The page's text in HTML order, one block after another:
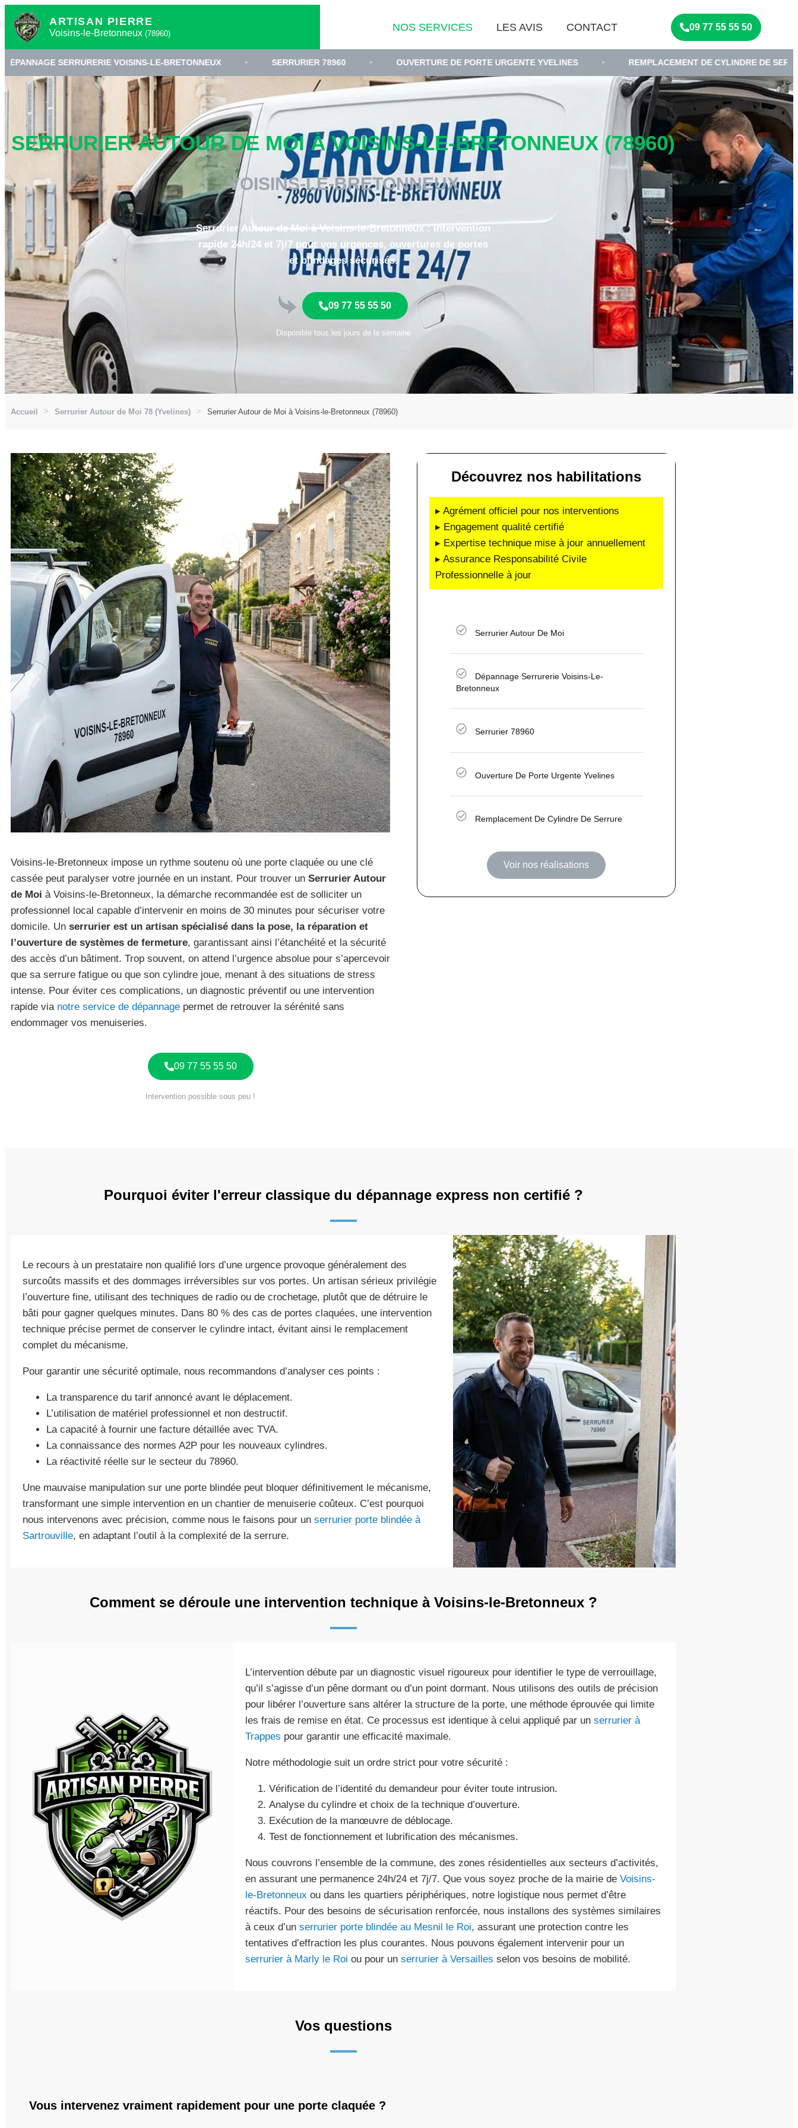
ARTISAN PIERRE
Voisins-le-Bretonneux (78960)
NOS SERVICES LES AVIS CONTACT 09 77 55 55 50
VOISINS-LE-BRETONNEUX • SERRURIER 78960 • OUVERTURE DE PORTE URGENTE YVELINES • REMPLACEMENT DE CYLINDRE DE SERRURE •
SERRURIER AUTOUR DE MOI À VOISINS-LE-BRETONNEUX (78960)
VOISINS-LE-BRETONNEUX
Serrurier Autour de Moi à Voisins-le-Bretonneux : intervention
rapide 24h/24 et 7j/7 pour vos urgences, ouvertures de portes
et blindages sécurisés.
09 77 55 55 50
Disponible tous les jours de la semaine
Accueil Serrurier Autour de Moi 78 (Yvelines) Serrurier Autour de Moi à Voisins-le-Bretonneux (78960)
Voisins-le-Bretonneux impose un rythme soutenu où une porte claquée ou une clé
cassée peut paralyser votre journée en un instant. Pour trouver un Serrurier Autour
de Moi à Voisins-le-Bretonneux, la démarche recommandée est de solliciter un
professionnel local capable d’intervenir en moins de 30 minutes pour sécuriser votre
domicile. Un serrurier est un artisan spécialisé dans la pose, la réparation et
l’ouverture de systèmes de fermeture, garantissant ainsi l’étanchéité et la sécurité
des accès d’un bâtiment. Trop souvent, on attend l’urgence absolue pour s’apercevoir
que sa serrure fatigue ou que son cylindre joue, menant à des situations de stress
intense. Pour éviter ces complications, un diagnostic préventif ou une intervention
rapide via notre service de dépannage permet de retrouver la sérénité sans
endommager vos menuiseries.
09 77 55 55 50
Intervention possible sous peu !
Découvrez nos habilitations
▸ Agrément officiel pour nos interventions
▸ Engagement qualité certifié
▸ Expertise technique mise à jour annuellement
▸ Assurance Responsabilité Civile
Professionnelle à jour
Serrurier Autour De Moi
Dépannage Serrurerie Voisins-Le-
Bretonneux
Serrurier 78960
Ouverture De Porte Urgente Yvelines
Remplacement De Cylindre De Serrure
Voir nos réalisations
Pourquoi éviter l'erreur classique du dépannage express non certifié ?
Le recours à un prestataire non qualifié lors d’une urgence provoque généralement des
surcoûts massifs et des dommages irréversibles sur vos portes. Un artisan sérieux privilégie
l’ouverture fine, utilisant des techniques de radio ou de crochetage, plutôt que de détruire le
bâti pour gagner quelques minutes. Dans 80 % des cas de portes claquées, une intervention
technique précise permet de conserver le cylindre intact, évitant ainsi le remplacement
complet du mécanisme.
Pour garantir une sécurité optimale, nous recommandons d’analyser ces points :
La transparence du tarif annoncé avant le déplacement.
L’utilisation de matériel professionnel et non destructif.
La capacité à fournir une facture détaillée avec TVA.
La connaissance des normes A2P pour les nouveaux cylindres.
La réactivité réelle sur le secteur du 78960.
Une mauvaise manipulation sur une porte blindée peut bloquer définitivement le mécanisme,
transformant une simple intervention en un chantier de menuiserie coûteux. C’est pourquoi
nous intervenons avec précision, comme nous le faisons pour un serrurier porte blindée à
Sartrouville, en adaptant l’outil à la complexité de la serrure.
Comment se déroule une intervention technique à Voisins-le-Bretonneux ?
L’intervention débute par un diagnostic visuel rigoureux pour identifier le type de verrouillage,
qu’il s’agisse d’un pêne dormant ou d’un point dormant. Nous utilisons des outils de précision
pour libérer l’ouverture sans altérer la structure de la porte, une méthode éprouvée qui limite
les frais de remise en état. Ce processus est identique à celui appliqué par un serrurier à
Trappes pour garantir une efficacité maximale.
Notre méthodologie suit un ordre strict pour votre sécurité :
Vérification de l’identité du demandeur pour éviter toute intrusion.
Analyse du cylindre et choix de la technique d’ouverture.
Exécution de la manœuvre de déblocage.
Test de fonctionnement et lubrification des mécanismes.
Nous couvrons l’ensemble de la commune, des zones résidentielles aux secteurs d’activités,
en assurant une permanence 24h/24 et 7j/7. Que vous soyez proche de la mairie de Voisins-
le-Bretonneux ou dans les quartiers périphériques, notre logistique nous permet d’être
réactifs. Pour des besoins de sécurisation renforcée, nous installons des systèmes similaires
à ceux d’un serrurier porte blindée au Mesnil le Roi, assurant une protection contre les
tentatives d’effraction les plus courantes. Nous pouvons également intervenir pour un
serrurier à Marly le Roi ou pour un serrurier à Versailles selon vos besoins de mobilité.
Vos questions
Vous intervenez vraiment rapidement pour une porte claquée ?